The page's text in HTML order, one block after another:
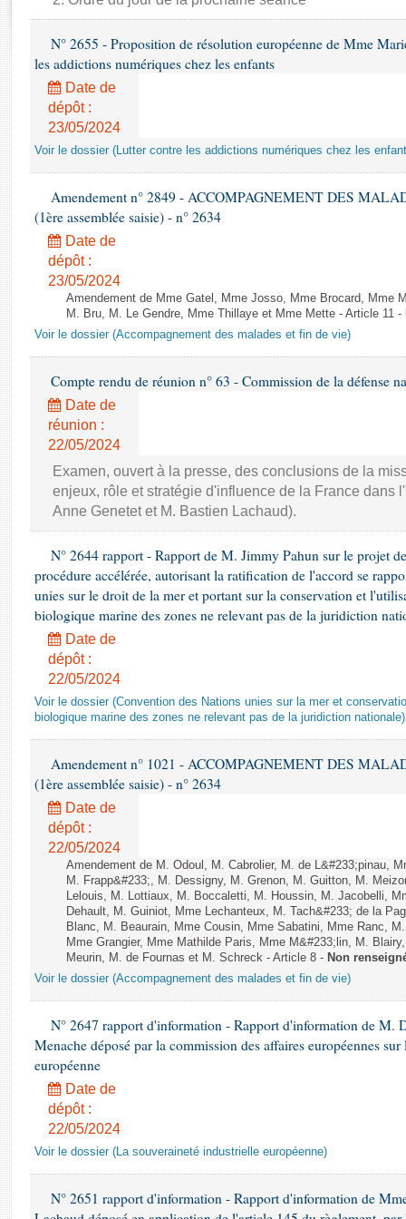
Rapports d'enquête
Rapports sur l'application des lois
Baromètre de l’application des lois
Dossiers législatifs
Budget et sécurité sociale
Comptes rendus des débats
N° 2655 - Proposition de résolution européenne de Mme
les addictions numériques chez les enfants
Date de
dépôt :
23/05/2024
Voir le dossier (Lutter contre les addictions numériques chez les
Amendement n° 2849 - ACCOMPAGNEMENT DES
(1ère assemblée saisie) - n° 2634
Date de
dépôt :
23/05/2024
Amendement de Mme Gatel, Mme Josso, Mme Brocard, Mme
M. Bru, M. Le Gendre, Mme Thillaye et Mme Mette - Article 11 -
Voir le dossier (Accompagnement des malades et fin de vie)
Compte rendu de réunion n° 63 - Commission de la défense
Date de
réunion :
22/05/2024
Examen, ouvert à la presse, des conclusions de la
enjeux, rôle et stratégie d'influence de la France dans
Anne Genetet et M. Bastien Lachaud).
N° 2644 rapport - Rapport de M. Jimmy Pahun sur le projet
procédure accélérée, autorisant la ratification de l'accord se
unies sur le droit de la mer et portant sur la conservation et
biologique marine des zones ne relevant pas de la juridiction
Date de
dépôt :
22/05/2024
Voir le dossier (Convention des Nations unies sur la mer et
biologique marine des zones ne relevant pas de la juridiction nationale)
Amendement n° 1021 - ACCOMPAGNEMENT DES
(1ère assemblée saisie) - n° 2634
Date de
dépôt :
22/05/2024
Amendement de M. Odoul, M. Cabrolier, M. de L&#233;pinau,
M. Frapp&#233;, M. Dessigny, M. Grenon, M. Guitton, M.
Lelouis, M. Lottiaux, M. Boccaletti, M. Houssin, M. Jacobelli,
Dehault, M. Guiniot, Mme Lechanteux, M. Tach&#233; de la
Blanc, M. Beaurain, Mme Cousin, Mme Sabatini, Mme Ranc,
Mme Grangier, Mme Mathilde Paris, Mme M&#233;lin, M.
Meurin, M. de Fournas et M. Schreck - Article 8 - Non
Voir le dossier (Accompagnement des malades et fin de vie)
N° 2647 rapport d'information - Rapport d'information de M.
Menache déposé par la commission des affaires européennes
européenne
Date de
dépôt :
22/05/2024
Voir le dossier (La souveraineté industrielle européenne)
N° 2651 rapport d'information - Rapport d'information de